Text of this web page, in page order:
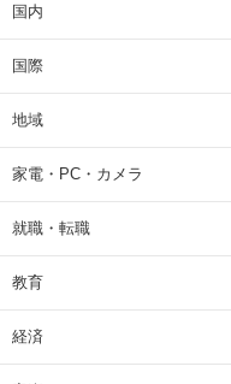
国内
国際
地域
家電・PC・カメラ
就職・転職
教育
経済